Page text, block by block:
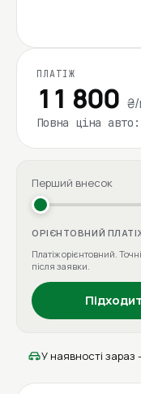
ПЛАТІЖ
11 800 ₴/
Повна ціна
Перший внесок
ОРІЄНТОВНИЙ
Платіж орієнтовний.
після заявки.
У наявності зараз